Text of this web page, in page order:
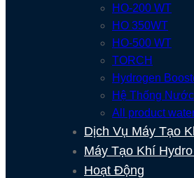
HO-200 WT
HO 350WT
HO-500 WT
TORCH
Hydrogen
Hệ Thống
All product
Dịch Vụ Máy Tạo
Máy Tạo Khí
Hoạt Động